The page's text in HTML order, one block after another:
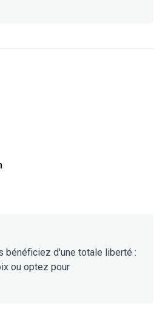
bénéficiez d'une totale liberté :
ou optez pour